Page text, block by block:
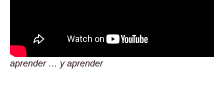
aprender … y aprender